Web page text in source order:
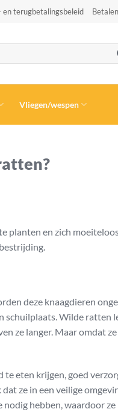
en terugbetalingsbeleid Betalen
Vliegen/wespen
en zich
deze knaagdieren
Wilde ratten
ze langer. Maar omdat
te eten krijgen, goed
ze in een veilige
nodig hebben, waardoor